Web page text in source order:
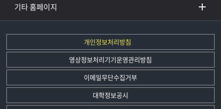
기타 홈페이지
개인정보처리방침
영상정보처리기기운영관리방침
이메일무단수집거부
대학정보공시